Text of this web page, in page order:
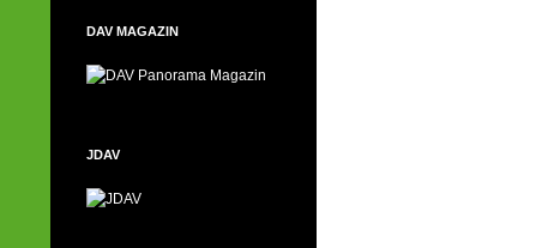
DAV MAGAZIN
JDAV